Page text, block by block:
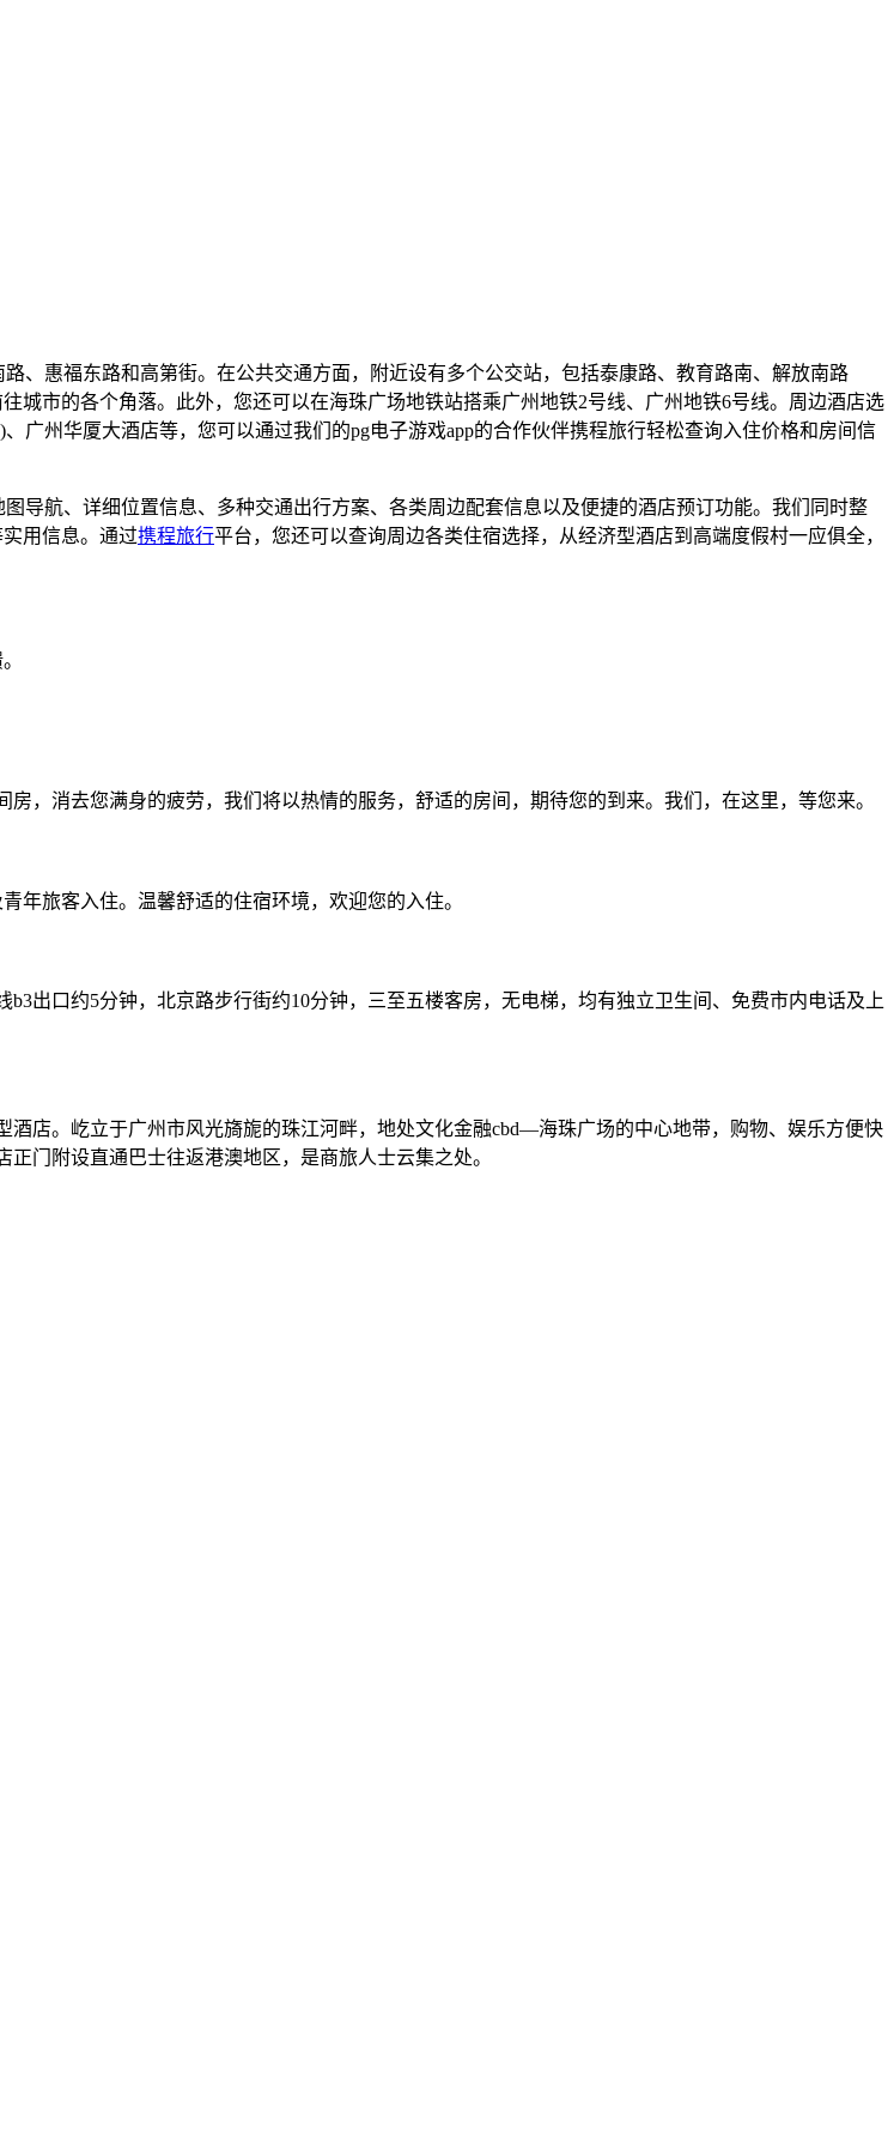
、惠福东路和高第街。在公共交通方面，附近设有多个公交站，包括泰康路、教育路南、解放南路
城市的各个角落。此外，您还可以在海珠广场地铁站搭乘广州地铁2号线、广州地铁6号线。周边酒店选
广州华厦大酒店等，您可以通过我们的pg电子游戏app的合作伙伴携程旅行轻松查询入住价格和房间信
导航、详细位置信息、多种交通出行方案、各类周边配套信息以及便捷的酒店预订功能。我们同时整
用信息。通过携程旅行平台，您还可以查询周边各类住宿选择，从经济型酒店到高端度假村一应俱全，
，消去您满身的疲劳，我们将以热情的服务，舒适的房间，期待您的到来。我们，在这里，等您来。
年旅客入住。温馨舒适的住宿环境，欢迎您的入住。
出口约5分钟，北京路步行街约10分钟，三至五楼客房，无电梯，均有独立卫生间、免费市内电话及上
店。屹立于广州市风光旖旎的珠江河畔，地处文化金融cbd—海珠广场的中心地带，购物、娱乐方便快
门附设直通巴士往返港澳地区，是商旅人士云集之处。